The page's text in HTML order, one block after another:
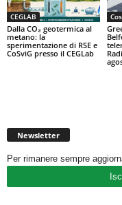
CEGLAB
Dalla CO₂ geotermica al
metano: la
sperimentazione di RSE e
CoSviG presso il CEGLab
Newsletter
Per rimanere sempre